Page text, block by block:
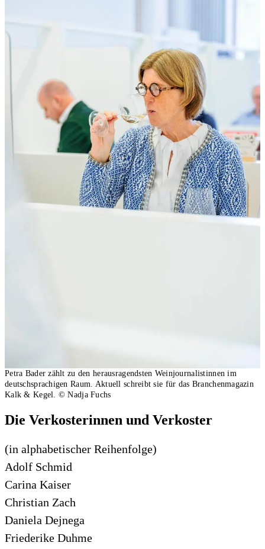
Petra Bader zählt zu den herausragendsten Weinjournalistinnen im
deutschsprachigen Raum. Aktuell schreibt sie für das Branchenmagazin
Kalk & Kegel. © Nadja Fuchs
Die Verkosterinnen und Verkoster
(in alphabetischer Reihenfolge)
Adolf Schmid
Carina Kaiser
Christian Zach
Daniela Dejnega
Friederike Duhme